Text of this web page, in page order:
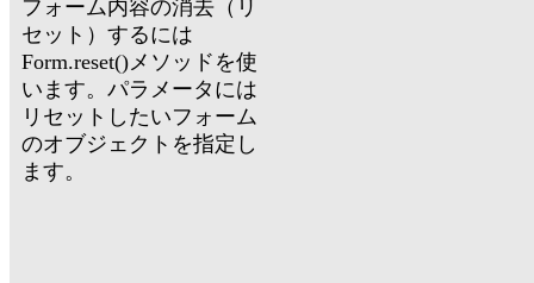
フォーム内容の消去（リ
セット）するには
Form.reset()メソッドを使
います。パラメータには
リセットしたいフォーム
のオブジェクトを指定し
ます。